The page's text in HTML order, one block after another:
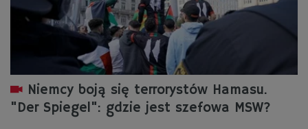
Niemcy boją się terrorystów Hamasu.
"Der Spiegel": gdzie jest szefowa MSW?